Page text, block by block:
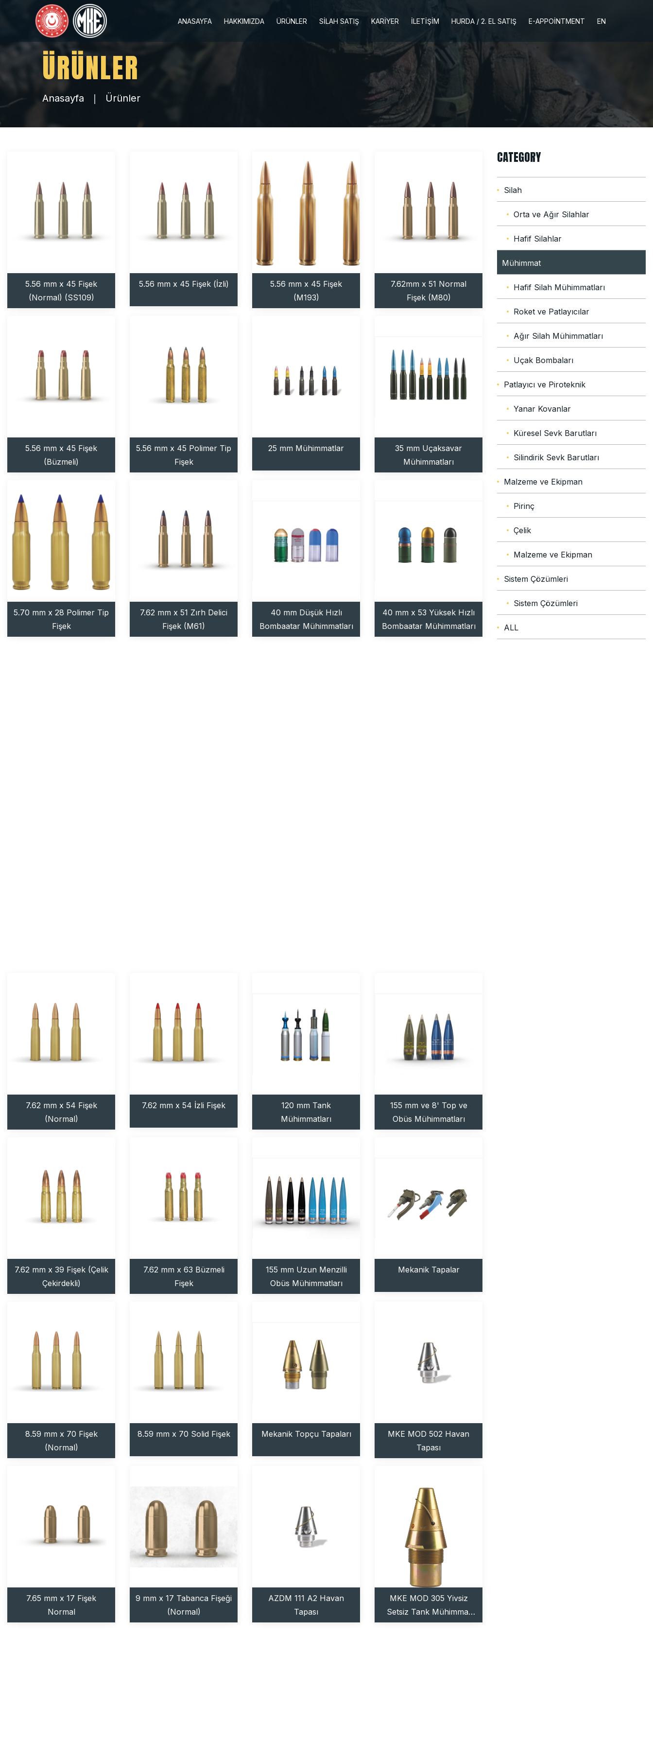
ANASAYFA HAKKIMIZDA ÜRÜNLER SİLAH SATIŞ KARİYER İLETİŞİM HURDA / 2. EL SATIŞ E-APPOINTMENT EN
ÜRÜNLER
Anasayfa Ürünler
5.56 mm x 45 Fişek
(Normal) (SS109)
5.56 mm x 45 Fişek (İzli)
5.56 mm x 45 Fişek
(M193)
7.62mm x 51 Normal
Fişek (M80)
5.56 mm x 45 Fişek
(Büzmeli)
5.56 mm x 45 Polimer Tip
Fişek
25 mm Mühimmatlar
35 mm Uçaksavar
Mühimmatları
5.70 mm x 28 Polimer Tip
Fişek
7.62 mm x 51 Zırh Delici
Fişek (M61)
40 mm Düşük Hızlı
Bombaatar Mühimmatları
40 mm x 53 Yüksek Hızlı
Bombaatar Mühimmatları
7.62 mm x 54 Fişek
(Normal)
7.62 mm x 54 İzli Fişek
120 mm Tank
Mühimmatları
155 mm ve 8' Top ve
Obüs Mühimmatları
7.62 mm x 39 Fişek (Çelik
Çekirdekli)
7.62 mm x 63 Büzmeli
Fişek
155 mm Uzun Menzilli
Obüs Mühimmatları
Mekanik Tapalar
8.59 mm x 70 Fişek
(Normal)
8.59 mm x 70 Solid Fişek Mekanik Topçu Tapaları
MKE MOD 502 Havan
Tapası
7.65 mm x 17 Fişek
Normal
9 mm x 17 Tabanca Fişeği
(Normal)
AZDM 111 A2 Havan
Tapası
MKE MOD 305 Yivsiz
Setsiz Tank Mühimmat
Tapası
CATEGORY
Silah
Orta ve Ağır Silahlar
Hafif Silahlar
Mühimmat
Hafif Silah Mühimmatları
Roket ve Patlayıcılar
Ağır Silah Mühimmatları
Uçak Bombaları
Patlayıcı ve Piroteknik
Yanar Kovanlar
Küresel Sevk Barutları
Silindirik Sevk Barutları
Malzeme ve Ekipman
Pirinç
Çelik
Malzeme ve Ekipman
Sistem Çözümleri
Sistem Çözümleri
ALL